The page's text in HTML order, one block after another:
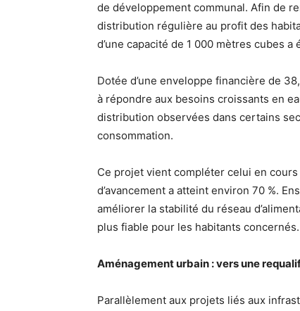
de développement communal. Afin de
distribution régulière au profit des
d’une capacité de 1 000 mètres cubes
Dotée d’une enveloppe financière de
à répondre aux besoins croissants en
distribution observées dans certains
consommation.
Ce projet vient compléter celui en
d’avancement a atteint environ 70 %.
améliorer la stabilité du réseau
plus fiable pour les habitants concernés.
Aménagement urbain : vers une
Parallèlement aux projets liés aux